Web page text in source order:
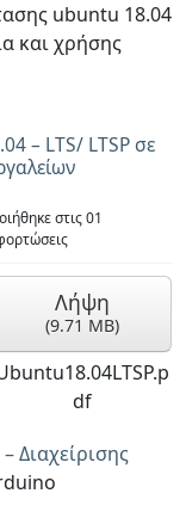
ubuntu 18.04
και χρήσης
– LTS/ LTSP σε
στις 01
Λήψη
(9.71 MB)
df
Διαχείρισης